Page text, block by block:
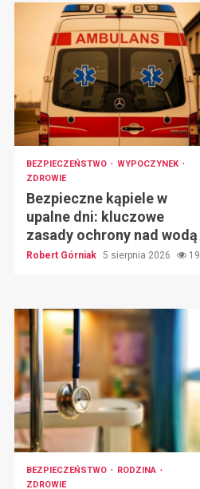
BEZPIECZEŃSTWO
WYPOCZYNEK
ZDROWIE
Bezpieczne kąpiele w
upalne dni: kluczowe
zasady ochrony nad wodą
Robert Górniak 5 sierpnia 2026 19
BEZPIECZEŃSTWO
RODZINA
ZDROWIE